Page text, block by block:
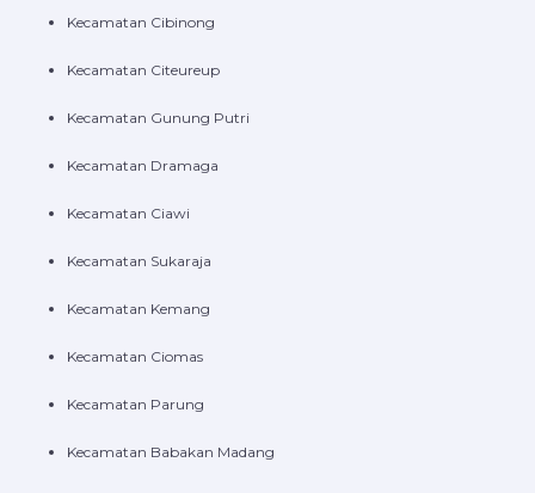
Kecamatan Cibinong
Kecamatan Citeureup
Kecamatan Gunung Putri
Kecamatan Dramaga
Kecamatan Ciawi
Kecamatan Sukaraja
Kecamatan Kemang
Kecamatan Ciomas
Kecamatan Parung
Kecamatan Babakan Madang